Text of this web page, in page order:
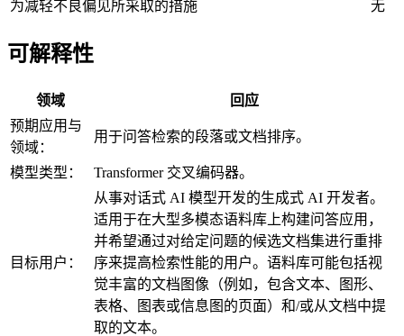
为减轻不良偏见所采取的措施 无
可解释性
领域
回应
预期应用与
领域：
用于问答检索的段落或文档排序。
模型类型： Transformer 交叉编码器。
目标用户：
从事对话式 AI 模型开发的生成式 AI 开发者。
适用于在大型多模态语料库上构建问答应用，
并希望通过对给定问题的候选文档集进行重排
序来提高检索性能的用户。语料库可能包括视
觉丰富的文档图像（例如，包含文本、图形、
表格、图表或信息图的页面）和/或从文档中提
取的文本。